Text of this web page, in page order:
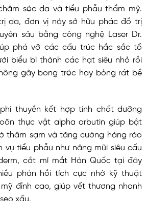
sóc da và tiểu phẫu thẩm mỹ.
da, đơn vị này sở hữu phác đồ trị
sâu bằng công nghệ Laser Dr.
phá vỡ các cấu trúc hắc sắc tố
biểu bì thành các hạt siêu nhỏ rồi
gây bong tróc hay bỏng rát bề
thuyền kết hợp tinh chất dưỡng
thực vật alpha arbutin giúp bật
thâm sạm và tăng cường hàng rào
vụ tiểu phẫu như nâng mũi siêu cấu
cắt mí mắt Hàn Quốc tại đây
phản hồi tích cực nhờ kỹ thuật
đỉnh cao, giúp vết thương nhanh
xấu.